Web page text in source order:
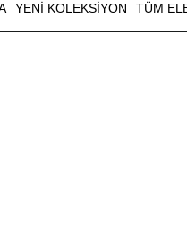
YENI KOLEKSIYON TÜM